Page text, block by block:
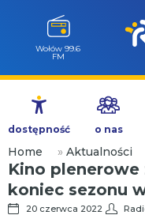
Przejdź
treści
Wołów 99.6
FM
dostępność o nas
Home » Aktualności
Kino plenerowe
koniec sezonu
20 czerwca 2022